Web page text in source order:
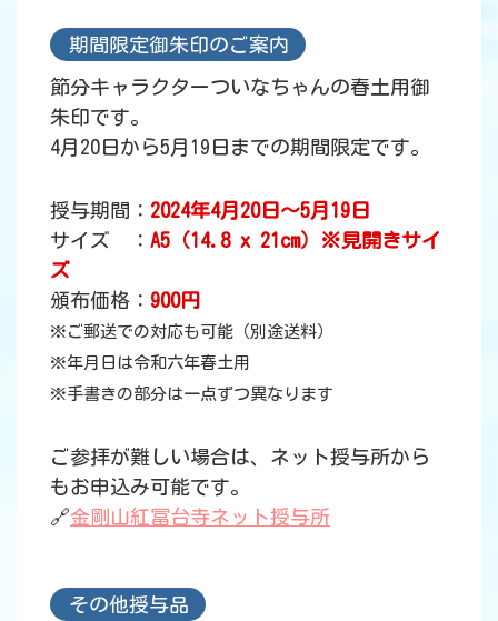
期間限定御朱印のご案内
節分キャラクターついなちゃんの春土用御
朱印です。
4月20日から5月19日までの期間限定です。
授与期間： 2024年4月20日～5月19日
サイズ ： A5（14.8 x 21cm）※見開きサイ
ズ
頒布価格： 900円
※ご郵送での対応も可能（別途送料）
※年月日は令和六年春土用
※手書きの部分は一点ずつ異なります
ご参拝が難しい場合は、ネット授与所から
もお申込み可能です。
🔗金剛山紅冨台寺ネット授与所
その他授与品